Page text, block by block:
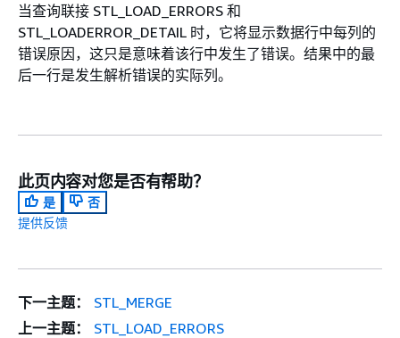
当查询联接 STL_LOAD_ERRORS 和
STL_LOADERROR_DETAIL 时，它将显示数据行中每列的
错误原因，这只是意味着该行中发生了错误。结果中的最
后一行是发生解析错误的实际列。
此页内容对您是否有帮助？
是
否
提供反馈
下一主题：
STL_MERGE
上一主题：
STL_LOAD_ERRORS